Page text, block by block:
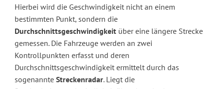
Hierbei wird die Geschwindigkeit nicht an einem
bestimmten Punkt, sondern die
Durchschnittsgeschwindigkeit über eine längere Strecke
gemessen. Die Fahrzeuge werden an zwei
Kontrollpunkten erfasst und deren
Durchschnittsgeschwindigkeit ermittelt durch das
sogenannte Streckenradar. Liegt die